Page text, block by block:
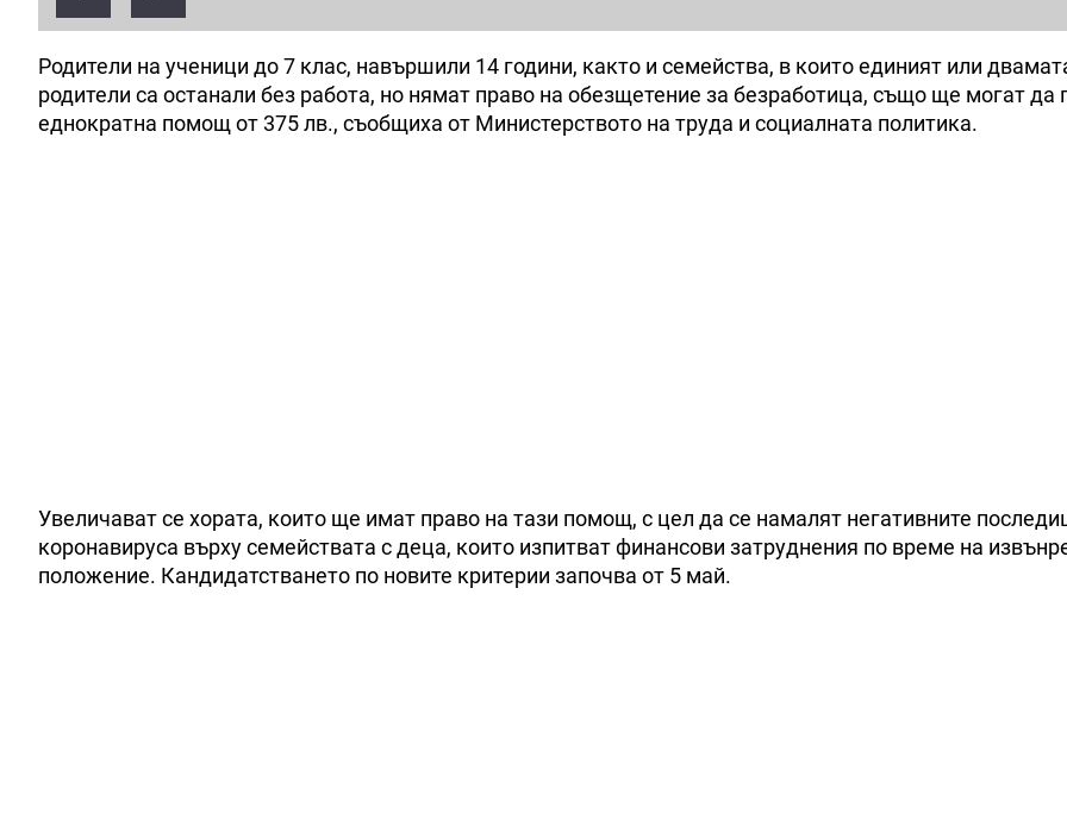
Родители на ученици до 7 клас, навършили 14 години, както и семейства, в които единият или
родители са останали без работа, но нямат право на обезщетение за безработица, също ще могат да
еднократна помощ от 375 лв., съобщиха от Министерството на труда и социалната политика.
Увеличават се хората, които ще имат право на тази помощ, с цел да се намалят негативните
коронавируса върху семействата с деца, които изпитват финансови затруднения по време на
положение. Кандидатстването по новите критерии започва от 5 май.